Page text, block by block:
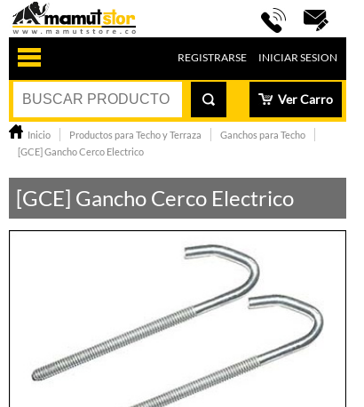
REGISTRARSE INICIAR SESION
Ver Carro
Inicio Productos para Techo y Terraza
Ganchos para Techo
[GCE] Gancho Cerco Electrico
[GCE] Gancho Cerco Electrico